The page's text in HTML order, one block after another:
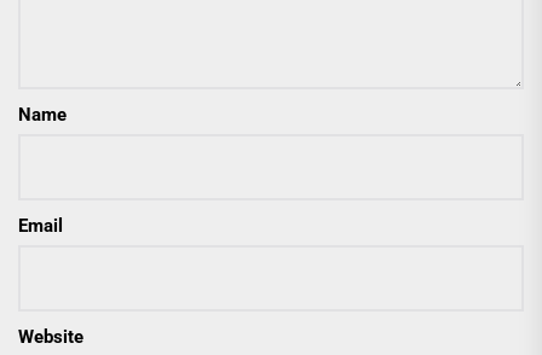
Name
Email
Website